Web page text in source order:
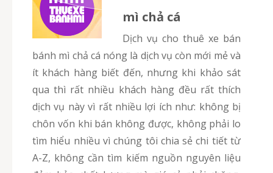
mì chả cá
Dịch vụ cho thuê xe bán
bánh mì chả cá nóng là dịch vụ còn mới mẻ và
ít khách hàng biết đến, nhưng khi khảo sát
qua thì rất nhiều khách hàng đều rất thích
dịch vụ này vì rất nhiều lợi ích như: không bị
chôn vốn khi bán không được, không phải lo
tìm hiểu nhiều vì chúng tôi chia sẻ chi tiết từ
A-Z, không cần tìm kiếm nguồn nguyên liệu